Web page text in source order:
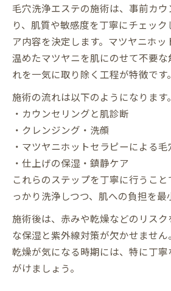
毛穴洗浄エステの施術は、事前カ
り、肌質や敏感度を丁寧にチェッ
ア内容を決定します。マツヤニホッ
温めたマツヤニを肌にのせて不要
れを一気に取り除く工程が特徴です。
施術の流れは以下のようになります。
・カウンセリングと肌診断
・クレンジング・洗顔
・マツヤニホットセラピーによる毛
・仕上げの保湿・鎮静ケア
これらのステップを丁寧に行うこ
っかり洗浄しつつ、肌への負担を最
施術後は、赤みや乾燥などのリス
な保湿と紫外線対策が欠かせませ
乾燥が気になる時期には、特に丁
がけましょう。